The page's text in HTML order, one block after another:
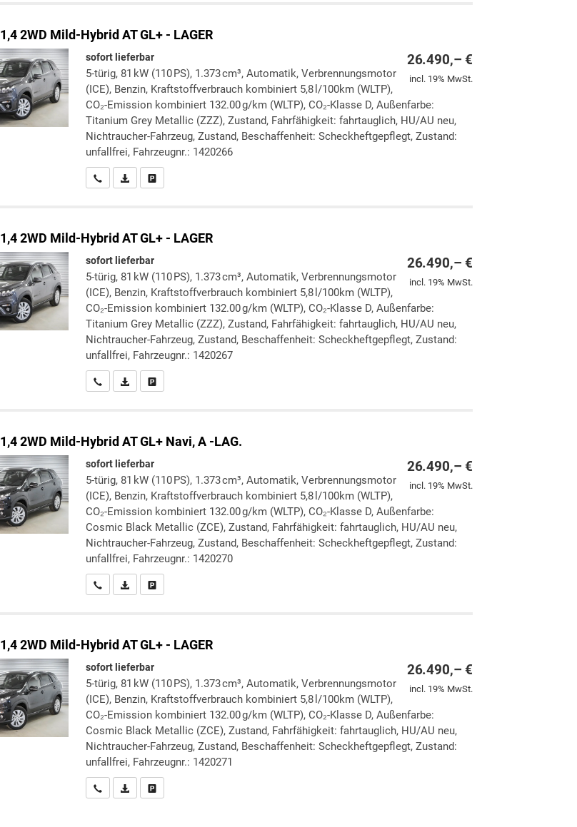
1,4 2WD Mild-Hybrid AT GL+ - LAGER
26.490,– €
incl. 19% MwSt.
sofort lieferbar
5-türig, 81 kW (110 PS), 1.373 cm³, Automatik, Verbrennungsmotor
(ICE), Benzin, Kraftstoffverbrauch kombiniert 5,8 l/100km (WLTP),
CO₂-Emission kombiniert 132.00 g/km (WLTP), CO₂-Klasse D, Außenfarbe:
Titanium Grey Metallic (ZZZ), Zustand, Fahrfähigkeit: fahrtauglich, HU/AU neu,
Nichtraucher-Fahrzeug, Zustand, Beschaffenheit: Scheckheftgepflegt, Zustand:
unfallfrei, Fahrzeugnr.: 1420266
Wir rufen Sie an
PDF-Datei, Fahrzeugexposé drucken
Drucken, parken oder vergleichen
1,4 2WD Mild-Hybrid AT GL+ - LAGER
26.490,– €
incl. 19% MwSt.
sofort lieferbar
5-türig, 81 kW (110 PS), 1.373 cm³, Automatik, Verbrennungsmotor
(ICE), Benzin, Kraftstoffverbrauch kombiniert 5,8 l/100km (WLTP),
CO₂-Emission kombiniert 132.00 g/km (WLTP), CO₂-Klasse D, Außenfarbe:
Titanium Grey Metallic (ZZZ), Zustand, Fahrfähigkeit: fahrtauglich, HU/AU neu,
Nichtraucher-Fahrzeug, Zustand, Beschaffenheit: Scheckheftgepflegt, Zustand:
unfallfrei, Fahrzeugnr.: 1420267
Wir rufen Sie an
PDF-Datei, Fahrzeugexposé drucken
Drucken, parken oder vergleichen
1,4 2WD Mild-Hybrid AT GL+ Navi, A -LAG.
26.490,– €
incl. 19% MwSt.
sofort lieferbar
5-türig, 81 kW (110 PS), 1.373 cm³, Automatik, Verbrennungsmotor
(ICE), Benzin, Kraftstoffverbrauch kombiniert 5,8 l/100km (WLTP),
CO₂-Emission kombiniert 132.00 g/km (WLTP), CO₂-Klasse D, Außenfarbe:
Cosmic Black Metallic (ZCE), Zustand, Fahrfähigkeit: fahrtauglich, HU/AU neu,
Nichtraucher-Fahrzeug, Zustand, Beschaffenheit: Scheckheftgepflegt, Zustand:
unfallfrei, Fahrzeugnr.: 1420270
Wir rufen Sie an
PDF-Datei, Fahrzeugexposé drucken
Drucken, parken oder vergleichen
1,4 2WD Mild-Hybrid AT GL+ - LAGER
26.490,– €
incl. 19% MwSt.
sofort lieferbar
5-türig, 81 kW (110 PS), 1.373 cm³, Automatik, Verbrennungsmotor
(ICE), Benzin, Kraftstoffverbrauch kombiniert 5,8 l/100km (WLTP),
CO₂-Emission kombiniert 132.00 g/km (WLTP), CO₂-Klasse D, Außenfarbe:
Cosmic Black Metallic (ZCE), Zustand, Fahrfähigkeit: fahrtauglich, HU/AU neu,
Nichtraucher-Fahrzeug, Zustand, Beschaffenheit: Scheckheftgepflegt, Zustand:
unfallfrei, Fahrzeugnr.: 1420271
Wir rufen Sie an
PDF-Datei, Fahrzeugexposé drucken
Drucken, parken oder vergleichen